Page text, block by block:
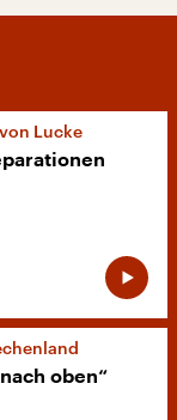
Lucke
oben“